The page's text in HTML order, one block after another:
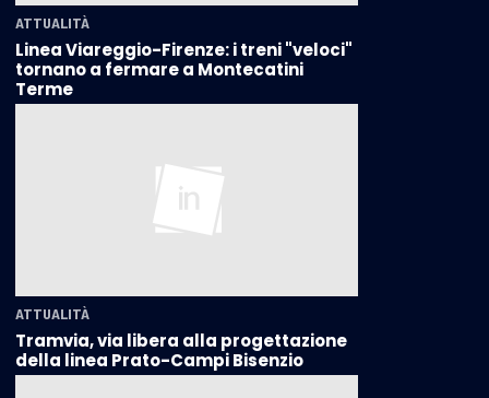
ATTUALITÀ
Linea Viareggio-Firenze: i treni "veloci"
tornano a fermare a Montecatini
Terme
ATTUALITÀ
Tramvia, via libera alla progettazione
della linea Prato-Campi Bisenzio